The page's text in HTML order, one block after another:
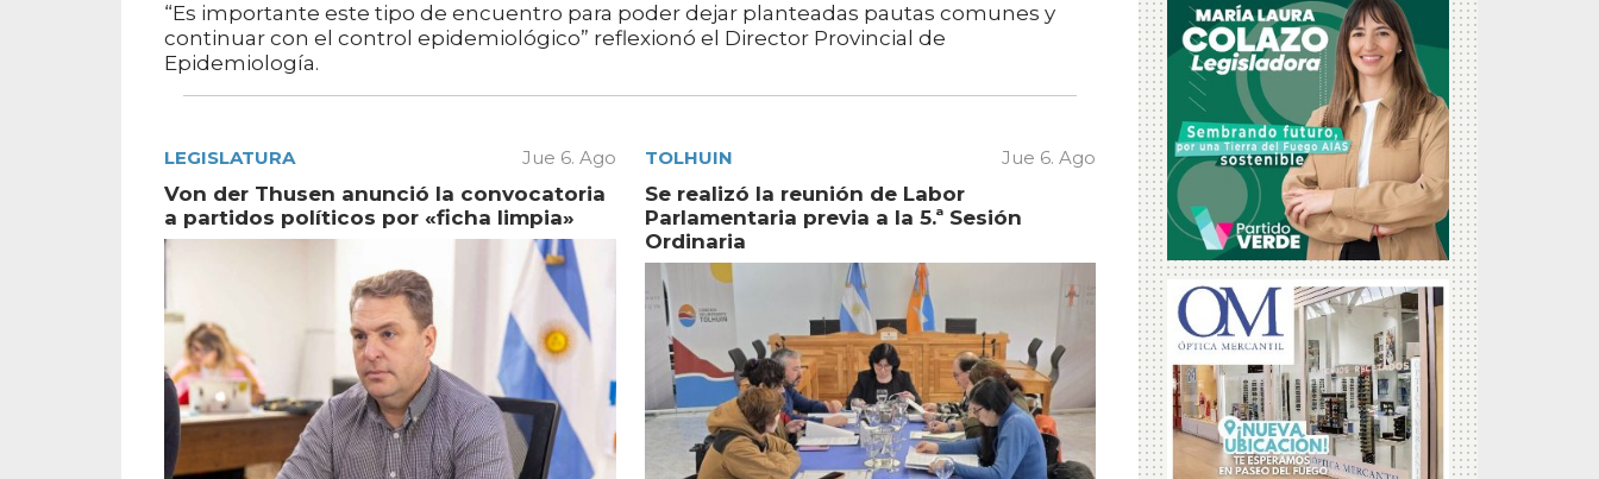
“Es importante este tipo de encuentro para poder dejar planteadas pautas comunes y
continuar con el control epidemiológico” reflexionó el Director Provincial de
Epidemiología.
LEGISLATURA Jue 6. Ago
Von der Thusen anunció la convocatoria
a partidos políticos por «ficha limpia»
TOLHUIN Jue 6. Ago
Se realizó la reunión de Labor
Parlamentaria previa a la 5.ª Sesión
Ordinaria